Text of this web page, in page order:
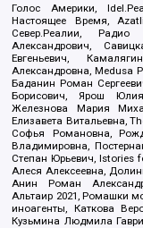
Голос Америки,
Настоящее Время,
Север.Реалии, Радио
Александрович,
Евгеньевич,
Александровна, Medusa
Баданин Роман
Борисович, Ярош
Железнова Мария
Елизавета Витальевна,
Софья Романовна,
Владимировна,
Степан Юрьевич, Istories
Алеся Алексеевна,
Анин Роман
Альтаир 2021, Ромашки
иноагенты, Каткова
Кузьмина Людмила